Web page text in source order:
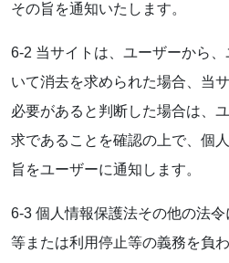
その旨を通知いたします。
6-2 当サイトは、ユーザーから
いて消去を求められた場合、当
必要があると判断した場合は、
求であることを確認の上で、個
旨をユーザーに通知します。
6-3 個人情報保護法その他の法
等または利用停止等の義務を負